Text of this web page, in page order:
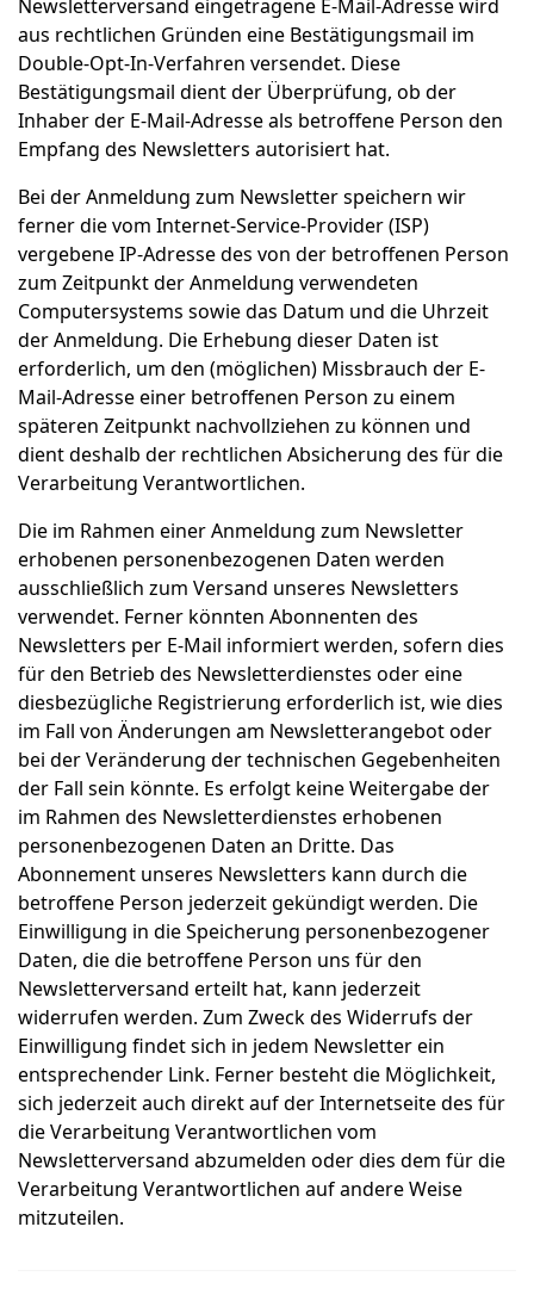
Newsletterversand eingetragene E-Mail-Adresse wird
aus rechtlichen Gründen eine Bestätigungsmail im
Double-Opt-In-Verfahren versendet. Diese
Bestätigungsmail dient der Überprüfung, ob der
Inhaber der E-Mail-Adresse als betroffene Person den
Empfang des Newsletters autorisiert hat.
Bei der Anmeldung zum Newsletter speichern wir
ferner die vom Internet-Service-Provider (ISP)
vergebene IP-Adresse des von der betroffenen Person
zum Zeitpunkt der Anmeldung verwendeten
Computersystems sowie das Datum und die Uhrzeit
der Anmeldung. Die Erhebung dieser Daten ist
erforderlich, um den (möglichen) Missbrauch der E-
Mail-Adresse einer betroffenen Person zu einem
späteren Zeitpunkt nachvollziehen zu können und
dient deshalb der rechtlichen Absicherung des für die
Verarbeitung Verantwortlichen.
Die im Rahmen einer Anmeldung zum Newsletter
erhobenen personenbezogenen Daten werden
ausschließlich zum Versand unseres Newsletters
verwendet. Ferner könnten Abonnenten des
Newsletters per E-Mail informiert werden, sofern dies
für den Betrieb des Newsletterdienstes oder eine
diesbezügliche Registrierung erforderlich ist, wie dies
im Fall von Änderungen am Newsletterangebot oder
bei der Veränderung der technischen Gegebenheiten
der Fall sein könnte. Es erfolgt keine Weitergabe der
im Rahmen des Newsletterdienstes erhobenen
personenbezogenen Daten an Dritte. Das
Abonnement unseres Newsletters kann durch die
betroffene Person jederzeit gekündigt werden. Die
Einwilligung in die Speicherung personenbezogener
Daten, die die betroffene Person uns für den
Newsletterversand erteilt hat, kann jederzeit
widerrufen werden. Zum Zweck des Widerrufs der
Einwilligung findet sich in jedem Newsletter ein
entsprechender Link. Ferner besteht die Möglichkeit,
sich jederzeit auch direkt auf der Internetseite des für
die Verarbeitung Verantwortlichen vom
Newsletterversand abzumelden oder dies dem für die
Verarbeitung Verantwortlichen auf andere Weise
mitzuteilen.